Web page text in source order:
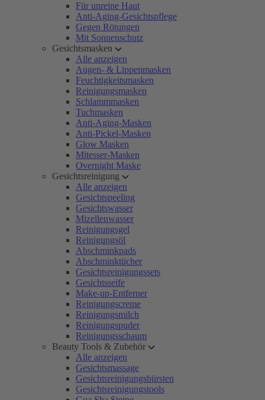
Für unreine Haut
Anti-Aging-Gesichtspflege
Gegen Rötungen
Mit Sonnenschutz
Gesichtsmasken
Alle anzeigen
Augen- & Lippenmasken
Feuchtigkeitsmasken
Reinigungsmasken
Schlammmasken
Tuchmasken
Anti-Aging-Masken
Anti-Pickel-Masken
Glow Masken
Mitesser-Masken
Overnight Maske
Gesichtsreinigung
Alle anzeigen
Gesichtspeeling
Gesichtswasser
Mizellenwasser
Reinigungsgel
Reinigungsöl
Abschminkpads
Abschminktücher
Gesichtsreinigungssets
Gesichtsseife
Make-up-Entferner
Reinigungscreme
Reinigungsmilch
Reinigungspuder
Reinigungsschaum
Beauty Tools & Zubehör
Alle anzeigen
Gesichtsmassage
Gesichtsreinigungsbürsten
Gesichtsreinigungstools